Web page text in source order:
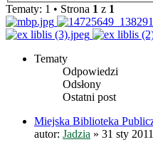
Tematy: 1 • Strona 1 z 1
Tematy
Odpowiedzi
Odsłony
Ostatni post
Miejska Biblioteka
autor: Jadzia » 31 sty